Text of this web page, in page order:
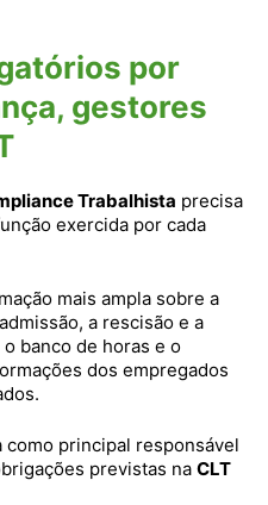
por
gestores
Trabalhista precisa
exercida por cada
mais ampla sobre a
a rescisão e a
banco de horas e o
dos empregados
principal responsável
previstas na CLT